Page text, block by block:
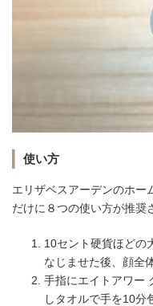
使い方
エリザベスアーデンのホー
だけに８つの使い方が推奨
10セント硬貨ほどの
なじませた後、顔全
手指にエイトアワー
しタオルで手を10分